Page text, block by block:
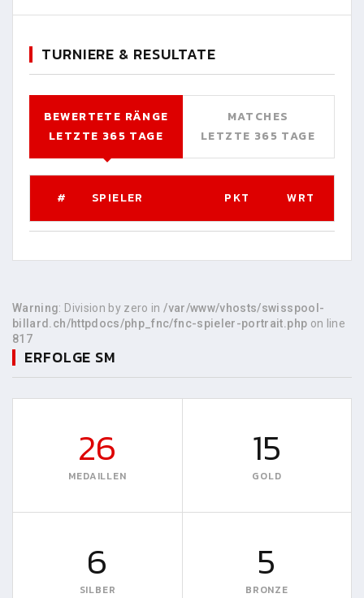
TURNIERE & RESULTATE
BEWERTETE RÄNGE
LETZTE 365 TAGE
MATCHES
LETZTE 365 TAGE
# SPIELER PKT WRT
Warning: Division by zero in/var/www/vhosts/swisspool-
billard.ch/httpdocs/php_fnc/fnc-spieler-portrait.php on line
817
ERFOLGE SM
26
MEDAILLEN
15
GOLD
6
SILBER
5
BRONZE